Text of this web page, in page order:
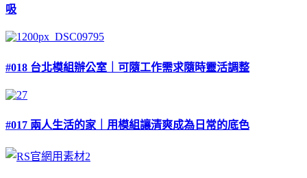
吸
#018 台北模組辦公室｜可隨工作需求隨時靈活調整
#017 兩人生活的家｜用模組讓清爽成為日常的底色